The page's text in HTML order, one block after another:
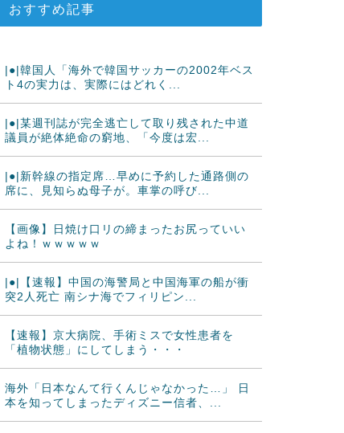
おすすめ記事
|●|韓国人「海外で韓国サッカーの2002年ベス
ト4の実力は、実際にはどれく...
|●|某週刊誌が完全逃亡して取り残された中道
議員が絶体絶命の窮地、「今度は宏...
|●|新幹線の指定席…早めに予約した通路側の
席に、見知らぬ母子が。車掌の呼び...
【画像】日焼け口リの締まったお尻っていい
よね！ｗｗｗｗｗ
|●|【速報】中国の海警局と中国海軍の船が衝
突2人死亡 南シナ海でフィリピン...
【速報】京大病院、手術ミスで女性患者を
「植物状態」にしてしまう・・・
海外「日本なんて行くんじゃなかった…」 日
本を知ってしまったディズニー信者、...